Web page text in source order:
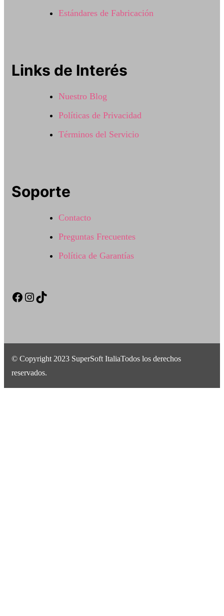
Estándares de Fabricación
Links de Interés
Nuestro Blog
Políticas de Privacidad
Términos del Servicio
Soporte
Contacto
Preguntas Frecuentes
Política de Garantías
Facebook
Instagram
TikTok
© Copyright 2023 SuperSoft ItaliaTodos los derechos
reservados.